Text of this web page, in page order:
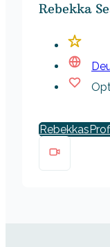
Rebekka
Rebekkas